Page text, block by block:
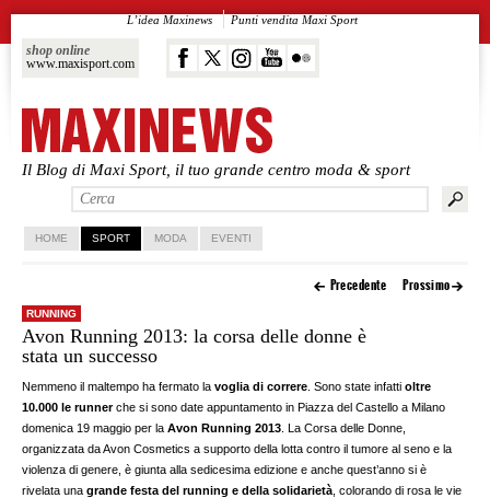
Il Blog di Maxi Sport, il tuo grande centro moda & sport
shop online
www.maxisport.com
L’idea Maxinews Punti vendita Maxi Sport
Vai al contenuto principale
Vai al contenuto secondario
HOME SPORT MODA EVENTI
Precedente Prossimo
RUNNING
Avon Running 2013: la corsa delle donne è
stata un successo
Nemmeno il maltempo ha fermato lavoglia di correre . Sono state infatti oltre
10.000 le runnerche si sono date appuntamento in Piazza del Castello a Milano
domenica 19 maggio per laAvon Running 2013 . La Corsa delle Donne,
organizzata da Avon Cosmetics a supporto della lotta contro il tumore al seno e la
violenza di genere, è giunta alla sedicesima edizione e anche quest’anno si è
rivelata unagrande festa del running e della solidarietà , colorando di rosa le vie